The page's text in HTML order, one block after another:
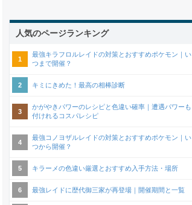
人気のページランキング
最強キラフロルレイドの対策とおすすめポケモン｜い
つまで開催？
キミにきめた！最高の相棒診断
かがやきパワーのレシピと色違い確率｜遭遇パワーも
付けれるコスパレシピ
最強コノヨザルレイドの対策とおすすめポケモン｜い
つから開催？
キラーメの色違い厳選とおすすめ入手方法・場所
最強レイドに歴代御三家が再登場｜開催期間と一覧